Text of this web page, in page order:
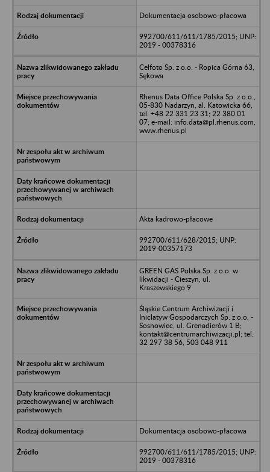
Dokumentacja osobowo-płacowa
992700/611/611/1785/2015; UNP:
2019 - 00378316
Celfoto Sp. z o.o. - Ropica Górna 63,
Sękowa
Rhenus Data Office Polska Sp. z o.o.,
05-830 Nadarzyn, al. Katowicka 66,
tel. +48 22 331 23 31; 22 380 01
07; e-mail: info.data@pl.rhenus.com,
www.rhenus.pl
Akta kadrowo-płacowe
992700/611/628/2015; UNP:
2019-00357173
GREEN GAS Polska Sp. z o.o. w
likwidacji - Cieszyn, ul.
Kraszewskiego 9
Śląskie Centrum Archiwizacji i
Iniclatyw Gospodarczych Sp. z o.o. -
Sosnowiec, ul. Grenadierów 1 B;
kontakt@centrumarchiwizacji.pl; tel.
32 297 38 56, 503 048 911
Dokumentacja osobowo-płacowa
992700/611/611/1785/2015; UNP:
2019 - 00378316